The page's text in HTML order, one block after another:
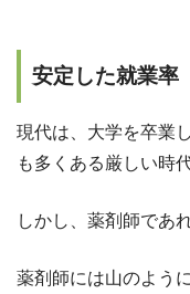
安定した就業率
現代は、大学を卒業
も多くある厳しい時
しかし、薬剤師であ
薬剤師には山のよう